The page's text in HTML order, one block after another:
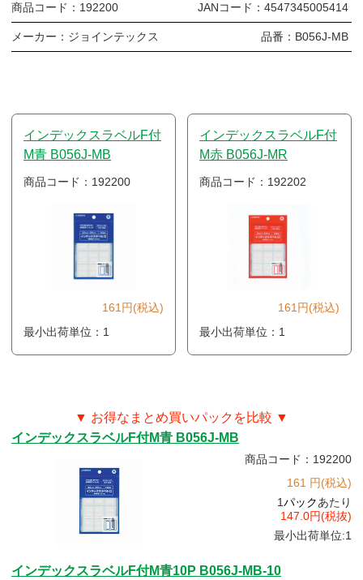
商品コード： 192200 JANコード： 4547345005414
メーカー： ジョインテックス 品番： B056J-MB
インデックスラベルF付
M青 B056J-MB
商品コード：192200
161円(税込)
最小出荷単位：1
インデックスラベルF付
M赤 B056J-MR
商品コード：192202
161円(税込)
最小出荷単位：1
▼ お得なまとめ買いパックを比較 ▼
インデックスラベルF付M青 B056J-MB
商品コード：192200
161 円(税込)
1パックあたり
147.0円(税抜)
最小出荷単位:1
インデックスラベルF付M青10P B056J-MB-10